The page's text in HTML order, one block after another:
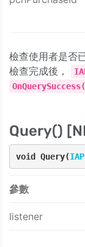
檢查使用者是否
檢查完成後，
Query()
void Query(
參數
listener